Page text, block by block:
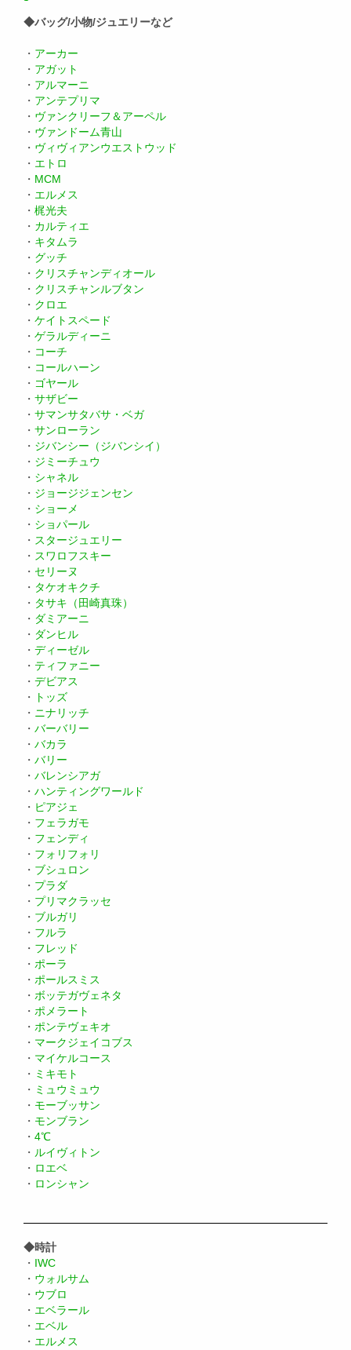
◆バッグ/小物/ジュエリーなど
・ アーカー
・ アガット
・ アルマーニ
・ アンテプリマ
・ ヴァンクリーフ＆アーペル
・ ヴァンドーム青山
・ ヴィヴィアンウエストウッド
・ エトロ
・ MCM
・ エルメス
・ 梶光夫
・ カルティエ
・ キタムラ
・ グッチ
・ クリスチャンディオール
・ クリスチャンルブタン
・ クロエ
・ ケイトスペード
・ ゲラルディーニ
・ コーチ
・ コールハーン
・ ゴヤール
・ サザビー
・ サマンサタバサ・ベガ
・ サンローラン
・ ジバンシー（ジバンシイ）
・ ジミーチュウ
・ シャネル
・ ジョージジェンセン
・ ショーメ
・ ショパール
・ スタージュエリー
・ スワロフスキー
・ セリーヌ
・ タケオキクチ
・ タサキ（田崎真珠）
・ ダミアーニ
・ ダンヒル
・ ディーゼル
・ ティファニー
・ デビアス
・
トッズ
・ ニナリッチ
・ バーバリー
・ バカラ
・ バリー
・ バレンシアガ
・ ハンティングワールド
・ ピアジェ
・ フェラガモ
・ フェンディ
・ フォリフォリ
・ ブシュロン
・ プラダ
・ プリマクラッセ
・ ブルガリ
・ フルラ
・ フレッド
・ ポーラ
・ ポールスミス
・ ボッテガヴェネタ
・ ポメラート
・ ポンテヴェキオ
・ マークジェイコブス
・ マイケルコース
・ ミキモト
・ ミュウミュウ
・ モーブッサン
・ モンブラン
・ 4℃
・ ルイヴィトン
・ ロエベ
・ ロンシャン
◆時計
・ IWC
・ ウォルサム
・ ウブロ
・ エベラール
・ エベル
・ エルメス